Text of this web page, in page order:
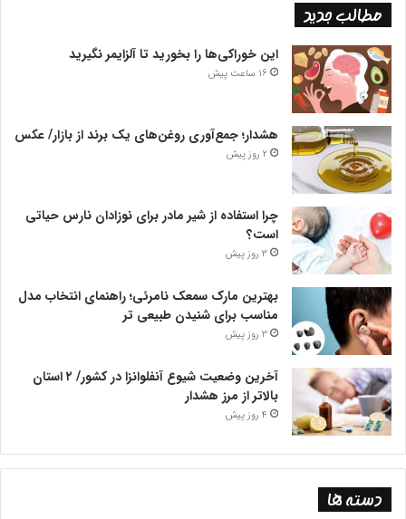
مطالب جدید
این خوراکی‌ها را بخورید تا آلزایمر نگیرید
16 ساعت پیش
هشدار؛ جمع‌آوری روغن‌های یک برند از بازار/ عکس
2 روز پیش
چرا استفاده از شیر مادر برای نوزادان نارس حیاتی
است؟
3 روز پیش
بهترین مارک سمعک نامرئی؛ راهنمای انتخاب مدل
مناسب برای شنیدن طبیعی تر
3 روز پیش
آخرین وضعیت شیوع آنفلوانزا در کشور/ ۲ استان
بالاتر از مرز هشدار
4 روز پیش
دسته ها